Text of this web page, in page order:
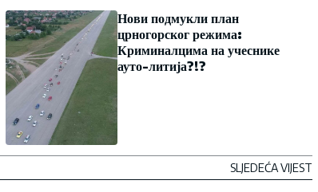
Нови подмукли план
црногорског режима:
Криминалцима на учеснике
ауто-литија?!?
SLJEDEĆA VIJEST